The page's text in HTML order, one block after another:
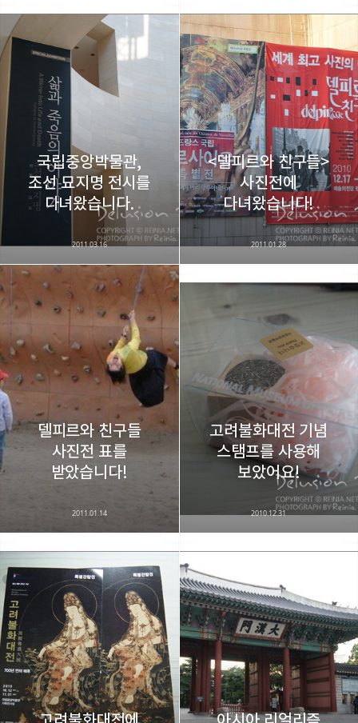
국립중앙박물관,
조선 묘지명 전시를
다녀왔습니다.
2011.03.16
<델피르와 친구들>
사진전에
다녀왔습니다!
2011.01.28
델피르와 친구들
사진전 표를
받았습니다!
2011.01.14
고려불화대전 기념
스탬프를 사용해
보았어요!
2010.12.31